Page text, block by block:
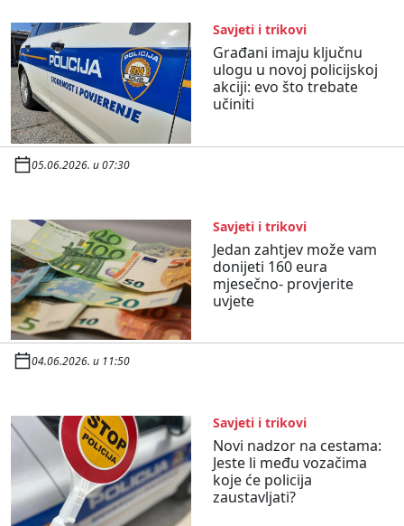
Savjeti i trikovi
Građani imaju ključnu
ulogu u novoj policijskoj
akciji: evo što trebate
učiniti
05.06.2026. u 07:30
Savjeti i trikovi
Jedan zahtjev može vam
donijeti 160 eura
mjesečno- provjerite
uvjete
04.06.2026. u 11:50
Savjeti i trikovi
Novi nadzor na cestama:
Jeste li među vozačima
koje će policija
zaustavljati?